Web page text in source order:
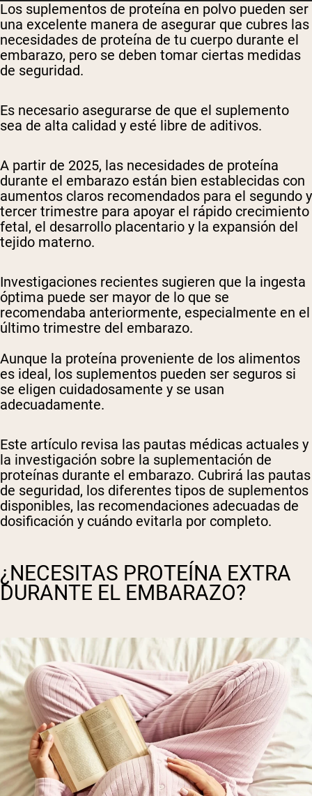
Los suplementos de proteína en polvo pueden ser
una excelente manera de asegurar que cubres las
necesidades de proteína de tu cuerpo durante el
embarazo, pero se deben tomar ciertas medidas
de seguridad.
Es necesario asegurarse de que el suplemento
sea de alta calidad y esté libre de aditivos.
A partir de 2025, las necesidades de proteína
durante el embarazo están bien establecidas con
aumentos claros recomendados para el segundo y
tercer trimestre para apoyar el rápido crecimiento
fetal, el desarrollo placentario y la expansión del
tejido materno.
Investigaciones recientes sugieren que la ingesta
óptima puede ser mayor de lo que se
recomendaba anteriormente, especialmente en el
último trimestre del embarazo.
Aunque la proteína proveniente de los alimentos
es ideal, los suplementos pueden ser seguros si
se eligen cuidadosamente y se usan
adecuadamente.
Este artículo revisa las pautas médicas actuales y
la investigación sobre la suplementación de
proteínas durante el embarazo. Cubrirá las pautas
de seguridad, los diferentes tipos de suplementos
disponibles, las recomendaciones adecuadas de
dosificación y cuándo evitarla por completo.
¿NECESITAS PROTEÍNA EXTRA
DURANTE EL EMBARAZO?